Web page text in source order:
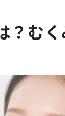
？む